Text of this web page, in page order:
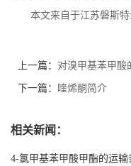
本文来自于江苏磐斯特
上一篇： 对溴甲基苯甲酸
下一篇： 喹烯酮简介
相关新闻：
4-氯甲基苯甲酸甲酯的运输